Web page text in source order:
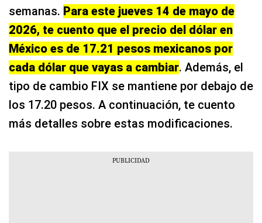
semanas. Para este jueves 14 de mayo de
2026, te cuento que el precio del dólar en
México es de 17.21 pesos mexicanos por
cada dólar que vayas a cambiar. Además, el
tipo de cambio FIX se mantiene por debajo de
los 17.20 pesos. A continuación, te cuento
más detalles sobre estas modificaciones.